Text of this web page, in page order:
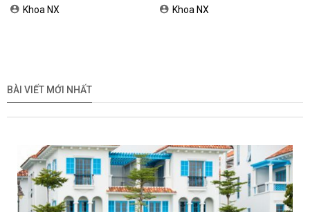
2026Khoa NX
NamKhoa NX
BÀI VIẾT MỚI NHẤT